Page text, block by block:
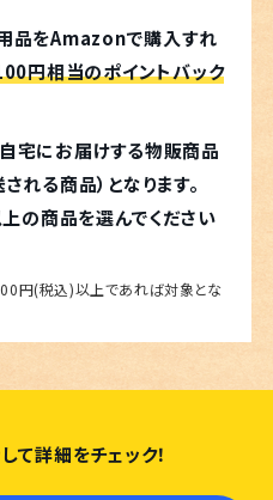
品をAmazonで購入すれ
円相当のポイントバック
宅にお届けする物販商品
れる商品）となります。
の商品を選んでください
円(税込)以上であれば対象とな
て詳細をチェック！